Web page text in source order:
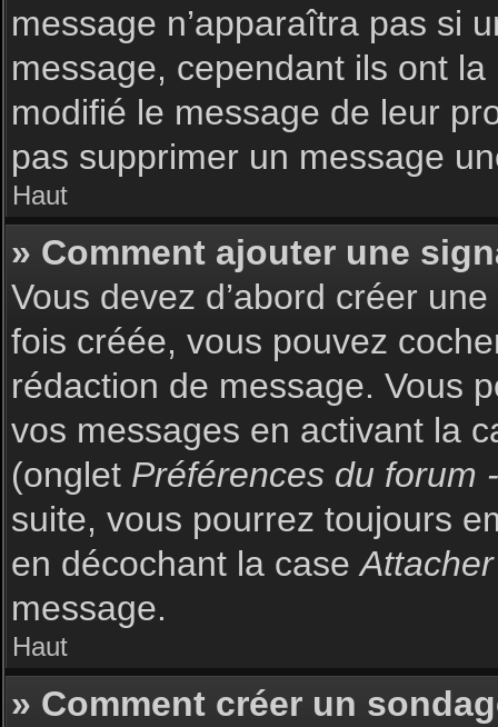
message n’apparaîtra pas si
message, cependant ils ont
modifié le message de leur
pas supprimer un message
Haut
» Comment ajouter une
Vous devez d’abord créer
fois créée, vous pouvez
rédaction de message. Vous
vos messages en activant la
(onglet Préférences du forum
suite, vous pourrez toujours
en décochant la case
message.
Haut
» Comment créer un